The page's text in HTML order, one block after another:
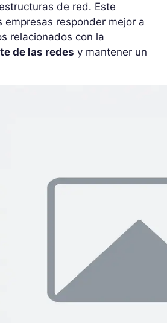
de red. Este
empresas responder mejor a
relacionados con la
de las redes y mantener un